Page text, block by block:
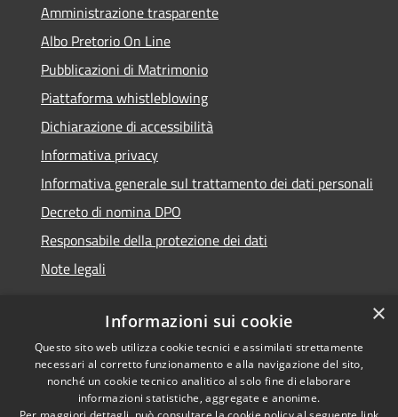
Amministrazione trasparente
Albo Pretorio On Line
Pubblicazioni di Matrimonio
Piattaforma whistleblowing
Dichiarazione di accessibilità
Informativa privacy
Informativa generale sul trattamento dei dati personali
Decreto di nomina DPO
Responsabile della protezione dei dati
Note legali
RSS
Accessibilità
© 2021 - 2026 Comune di
Chiavari -Area Riservata
×
Informazioni sui cookie
Questo sito web utilizza cookie tecnici e assimilati strettamente
necessari al corretto funzionamento e alla navigazione del sito,
nonché un cookie tecnico analitico al solo fine di elaborare
informazioni statistiche, aggregate e anonime.